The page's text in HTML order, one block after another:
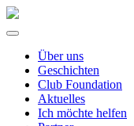
Über uns
Geschichten
Club Foundation
Aktuelles
Ich möchte helfen